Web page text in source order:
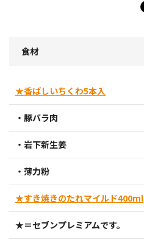
食材
★香ばしいちくわ5本入
・豚バラ肉
・岩下新生姜
・薄力粉
★すき焼きのたれマイルド400ml
★＝セブンプレミアムです。